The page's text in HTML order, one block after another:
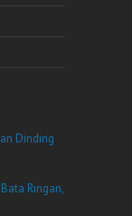
Dinding
Ringan,